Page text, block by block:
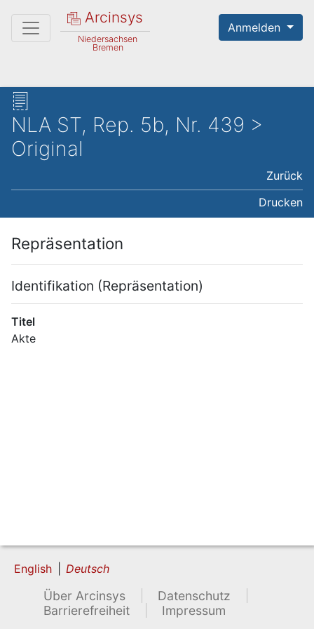
Arcinsys
Niedersachsen
Bremen
Anmelden
NLA ST, Rep. 5b, Nr. 439 >
Original
Zurück
Drucken
Repräsentation
Identifikation (Repräsentation)
Titel
Akte
English Deutsch
Über Arcinsys
Datenschutz
Barrierefreiheit
Impressum